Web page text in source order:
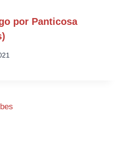
por Panticosa